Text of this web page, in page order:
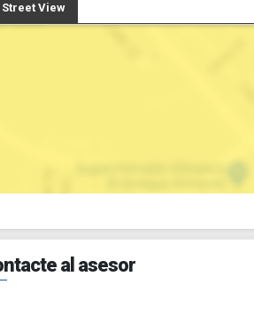
Street View
al asesor